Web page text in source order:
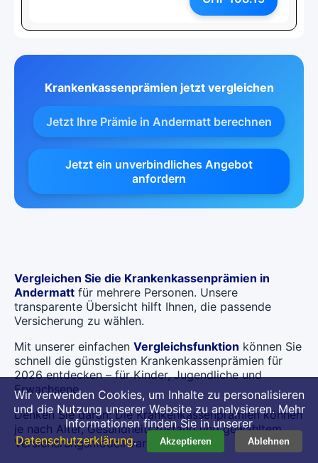
Krankenkassenprämien jetzt vergleichen
Jetzt Ihre Prämie in Andermatt berechnen
Jetzt ein unverbindliches Angebot
anfordern
Vergleichen Sie die Krankenkassenprämien in
Andermatt für mehrere Personen. Unsere
transparente Übersicht hilft Ihnen, die passende
Versicherung zu wählen.
Mit unserer einfachen Vergleichsfunktion können Sie
schnell die günstigsten Krankenkassenprämien für
2026 entdecken – für Kinder, Jugendliche und
Erwachsene.
Denken Sie daran: Die Krankenkassenprämien können
je nach Alter, Gesundheitszustand und gewähltem
Versicherungsmodell variieren.
Wir verwenden Cookies, um Inhalte zu personalisieren
und die Nutzung unserer Website zu analysieren. Mehr
Informationen finden Sie in unserer
Datenschutzerklärung. Akzeptieren Ablehnen